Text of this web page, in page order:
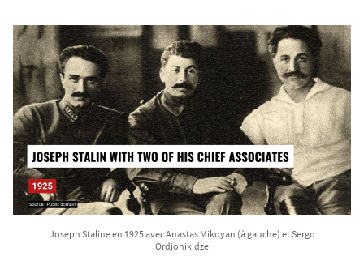
Joseph Staline en 1925 avec Anastas Mikoyan (à gauche) et Sergo
Ordjonikidze